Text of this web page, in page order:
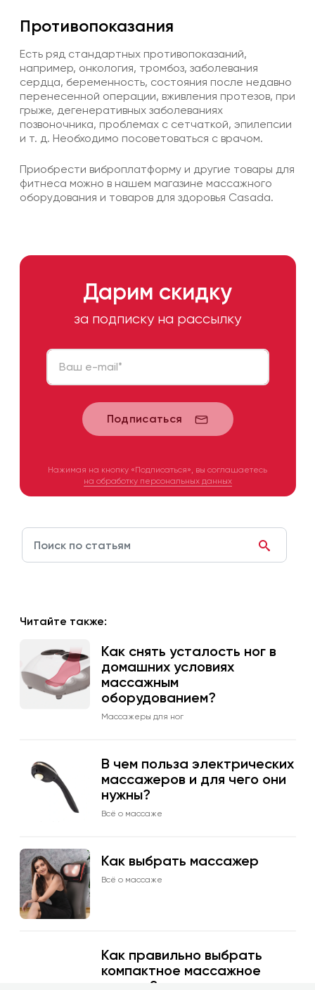
Противопоказания
Есть ряд стандартных противопоказаний,
например, онкология, тромбоз, заболевания
сердца, беременность, состояния после недавно
перенесенной операции, вживления протезов, при
грыже, дегенеративных заболеваниях
позвоночника, проблемах с сетчаткой, эпилепсии
и т. д. Необходимо посоветоваться с врачом.
Приобрести виброплатформу и другие товары для
фитнеса можно в нашем магазине массажного
оборудования и товаров для здоровья Casada.
Дарим скидку
за подписку на рассылку
Ваш e-mail*
Подписаться
Нажимая на кнопку «Подписаться», вы соглашаетесь
на обработку персональных данных
Читайте также:
Как снять усталость ног в
домашних условиях
массажным
оборудованием?
Массажеры для ног
В чем польза электрических
массажеров и для чего они
нужны?
Всё о массаже
Как выбрать массажер
Всё о массаже
Как правильно выбрать
компактное массажное
кресло?